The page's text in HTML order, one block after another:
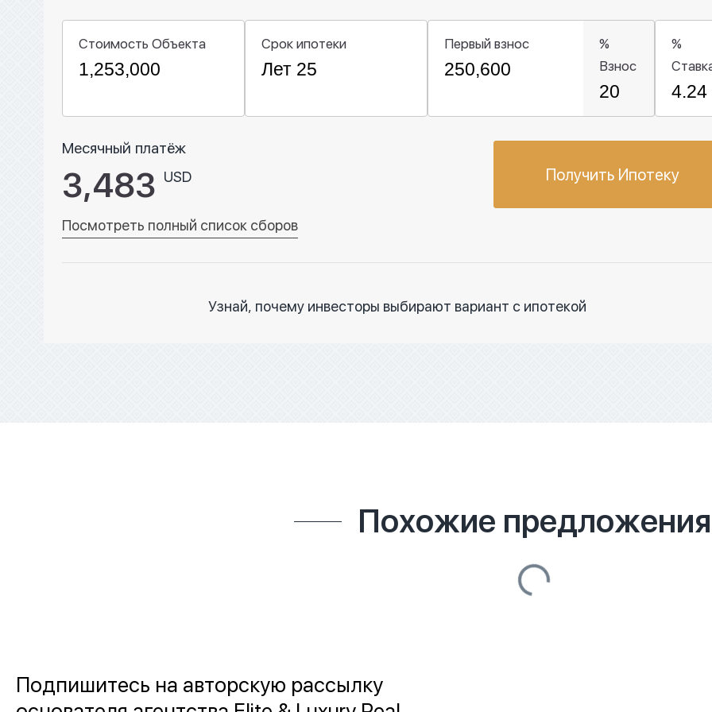
Стоимость Объекта Срок ипотеки Первый взнос
%
Взнос
%
Месячный платёж
3,483 USD
Посмотреть полный список сборов
Получить Ипотеку
Узнай, почему инвесторы выбирают вариант с ипотекой
Похожие предложения
Подпишитесь на авторскую рассылку